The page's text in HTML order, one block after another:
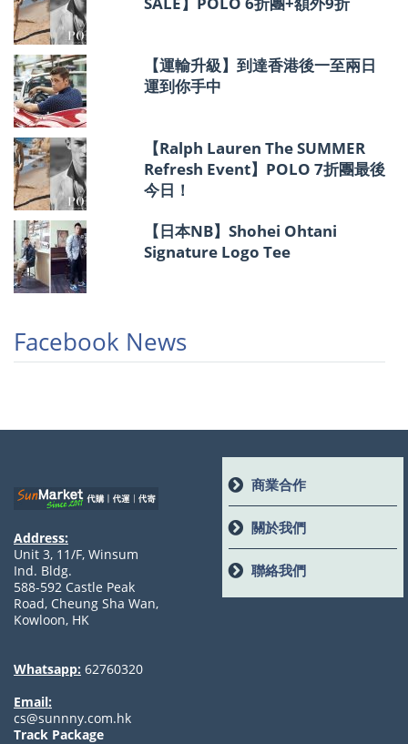
【運輸升級】到達香港後一至兩日
運到你手中
【Ralph Lauren The SUMMER
Refresh Event】POLO 7折團最後
今日！
【日本NB】Shohei Ohtani
Signature Logo Tee
Facebook News
Address:
Unit 3, 11/F, Winsum
Ind. Bldg.
588-592 Castle Peak
Road, Cheung Sha Wan,
Kowloon, HK
Whatsapp: 62760320
Email:
cs@sunnny.com.hk
Track Package
商業合作
關於我們
聯絡我們